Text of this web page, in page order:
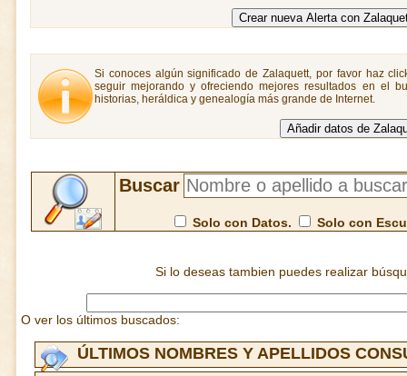
Si conoces algún significado de Zalaquett, por favor haz
seguir mejorando y ofreciendo mejores resultados en el
historias, heráldica y genealogía más grande de Internet.
Buscar
Solo con Datos. Solo con
Si lo deseas tambien puedes realizar
O ver los últimos buscados:
ÚLTIMOS NOMBRES Y APELLIDOS